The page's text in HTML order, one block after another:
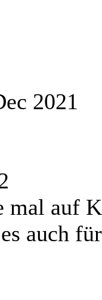
2021
mal auf
auch